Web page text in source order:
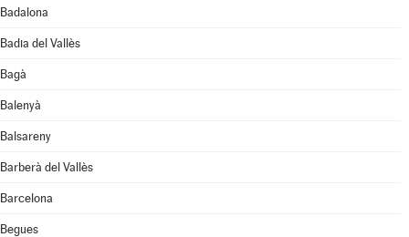
Badalona
Badia del Vallès
Bagà
Balenyà
Balsareny
Barberà del Vallès
Barcelona
Begues